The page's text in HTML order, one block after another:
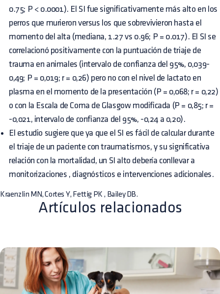
0.75; P < 0.0001). El SI fue significativamente más alto en los
perros que murieron versus los que sobrevivieron hasta el
momento del alta (mediana, 1.27 vs 0.96; P = 0.017). El SI se
correlacionó positivamente con la puntuación de triaje de
trauma en animales (intervalo de confianza del 95%, 0,039-
0,49; P = 0,019; r = 0,26) pero no con el nivel de lactato en
plasma en el momento de la presentación (P = 0,068; r = 0,22)
o con la Escala de Coma de Glasgow modificada (P = 0,85; r =
-0,021, intervalo de confianza del 95%, -0,24 a 0,20).
El estudio sugiere que ya que el SI es fácil de calcular durante
el triaje de un paciente con traumatismos, y su significativa
relación con la mortalidad, un SI alto debería conllevar a
monitorizaciones , diagnósticos e intervenciones adicionales.
Kraenzlin MN, Cortes Y, Fettig PK , Bailey DB.
Artículos relacionados